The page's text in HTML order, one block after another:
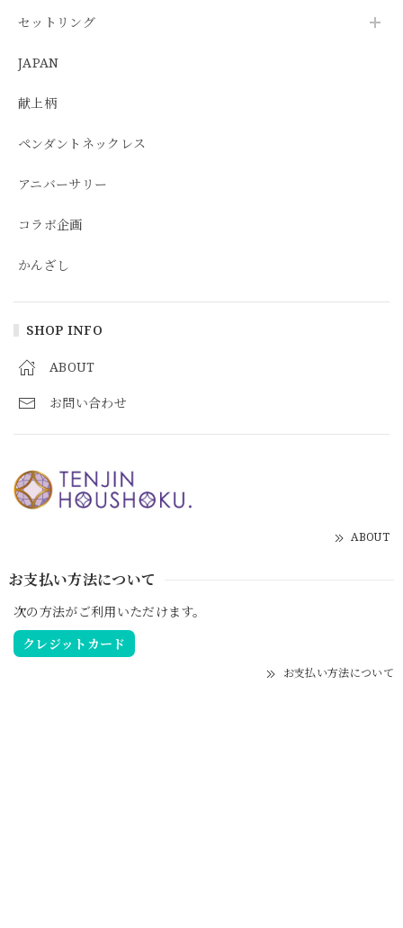
セットリング
JAPAN
献上柄
ペンダントネックレス
アニバーサリー
コラボ企画
かんざし
SHOP INFO
ABOUT
お問い合わせ
ABOUT
お支払い方法について
次の方法がご利用いただけます。
クレジットカード
お支払い方法について